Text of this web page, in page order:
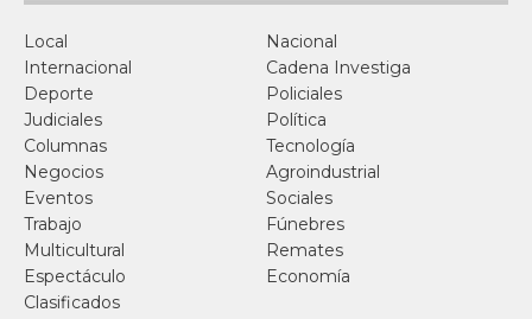
Local
Nacional
Internacional
Cadena Investiga
Deporte
Policiales
Judiciales
Política
Columnas
Tecnología
Negocios
Agroindustrial
Eventos
Sociales
Trabajo
Fúnebres
Multicultural
Remates
Espectáculo
Economía
Clasificados